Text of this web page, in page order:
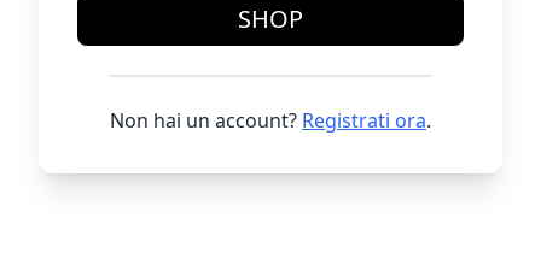
SHOP
Non hai un account? Registrati ora.